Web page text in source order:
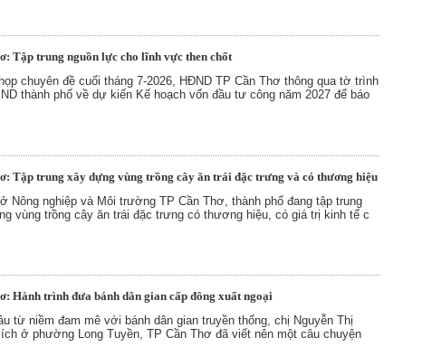
Tập trung nguồn lực cho lĩnh vực then chốt
chuyên đề cuối tháng 7-2026, HĐND TP Cần Thơ thông qua tờ trình
thành phố về dự kiến Kế hoạch vốn đầu tư công năm 2027 để báo
Tập trung xây dựng vùng trồng cây ăn trái đặc trưng và có thương hiệu
Nông nghiệp và Môi trường TP Cần Thơ, thành phố đang tập trung
vùng trồng cây ăn trái đặc trưng có thương hiệu, có giá trị kinh tế c
Hành trình đưa bánh dân gian cấp đông xuất ngoại
từ niềm đam mê với bánh dân gian truyền thống, chị Nguyễn Thị
ở phường Long Tuyền, TP Cần Thơ đã viết nên một câu chuyện